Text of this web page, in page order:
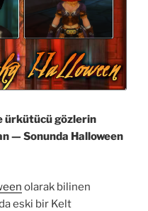
ürkütücü gözlerin
— Sonunda Halloween
olarak bilinen
eski bir Kelt